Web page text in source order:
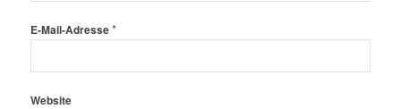
E-Mail-Adresse*
Website